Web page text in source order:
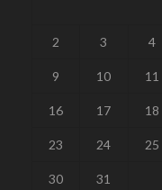
2 3 4
9 10 11
16 17 18
23 24 25
30
31